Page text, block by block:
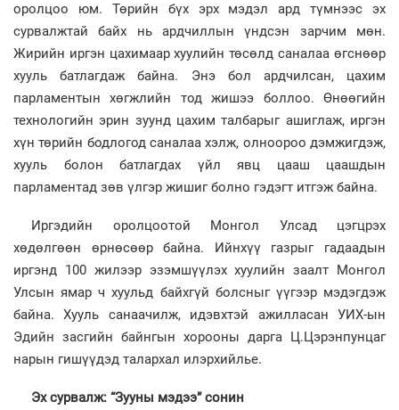
оролцоо юм. Төрийн бүх эрх мэдэл ард түмнээс эх
сурвалжтай байх нь ардчиллын үндсэн зарчим мөн.
Жирийн иргэн цахимаар хуулийн төсөлд саналаа өгснөөр
хууль батлагдаж байна. Энэ бол ардчилсан, цахим
парламентын хөгжлийн тод жишээ боллоо. Өнөөгийн
технологийн эрин зуунд цахим талбарыг ашиглаж, иргэн
хүн төрийн бодлогод саналаа хэлж, олноороо дэмжигдэж,
хууль болон батлагдах үйл явц цааш цаашдын
парламентад зөв үлгэр жишиг болно гэдэгт итгэж байна.
Иргэдийн оролцоотой Монгол Улсад цэгцрэх
хөдөлгөөн өрнөсөөр байна. Ийнхүү газрыг гадаадын
иргэнд 100 жилээр эзэмшүүлэх хуулийн заалт Монгол
Улсын ямар ч хуульд байхгүй болсныг үүгээр мэдэгдэж
байна. Хууль санаачилж, идэвхтэй ажилласан УИХ-ын
Эдийн засгийн байнгын хорооны дарга Ц.Цэрэнпунцаг
нарын гишүүдэд талархал илэрхийлье.
Эх сурвалж: “Зууны мэдээ” сонин